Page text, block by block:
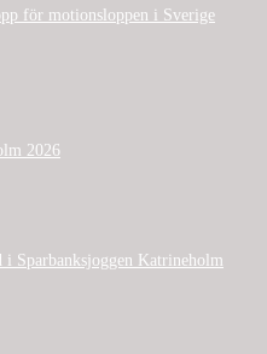
för motionsloppen i Sverige
2026
i Sparbanksjoggen Katrineholm